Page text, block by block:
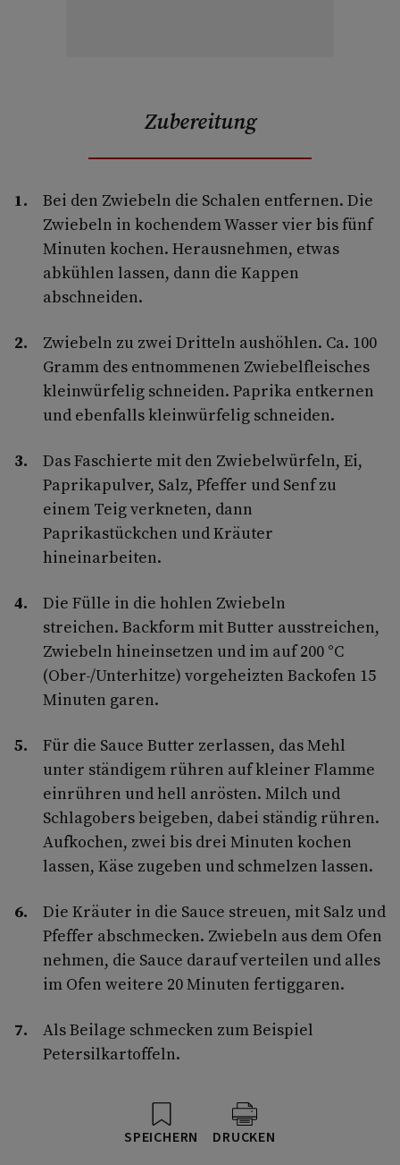
Zubereitung
Bei den Zwiebeln die Schalen entfernen. Die
Zwiebeln in kochendem Wasser vier bis fünf
Minuten kochen. Herausnehmen, etwas
abkühlen lassen, dann die Kappen
abschneiden.
Zwiebeln zu zwei Dritteln aushöhlen. Ca. 100
Gramm des entnommenen Zwiebelfleisches
kleinwürfelig schneiden. Paprika entkernen
und ebenfalls kleinwürfelig schneiden.
Das Faschierte mit den Zwiebelwürfeln, Ei,
Paprikapulver, Salz, Pfeffer und Senf zu
einem Teig verkneten, dann
Paprikastückchen und Kräuter
hineinarbeiten.
Die Fülle in die hohlen Zwiebeln
streichen. Backform mit Butter ausstreichen,
Zwiebeln hineinsetzen und im auf 200 °C
(Ober-/Unterhitze) vorgeheizten Backofen 15
Minuten garen.
Für die Sauce Butter zerlassen, das Mehl
unter ständigem rühren auf kleiner Flamme
einrühren und hell anrösten. Milch und
Schlagobers beigeben, dabei ständig rühren.
Aufkochen, zwei bis drei Minuten kochen
lassen, Käse zugeben und schmelzen lassen.
Die Kräuter in die Sauce streuen, mit Salz und
Pfeffer abschmecken. Zwiebeln aus dem Ofen
nehmen, die Sauce darauf verteilen und alles
im Ofen weitere 20 Minuten fertiggaren.
Als Beilage schmecken zum Beispiel
Petersilkartoffeln.
SPEICHERN DRUCKEN